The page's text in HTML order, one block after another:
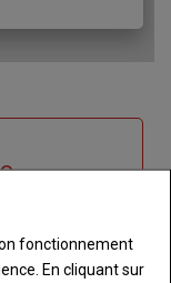
profiter
fonctionnement
En cliquant sur